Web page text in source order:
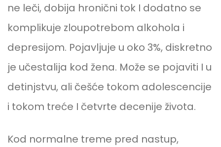
ne leči, dobija hronični tok I dodatno se
komplikuje zloupotrebom alkohola i
depresijom. Pojavljuje u oko 3%, diskretno
je učestalija kod žena. Može se pojaviti I u
detinjstvu, ali češće tokom adolescencije
i tokom treće I četvrte decenije života.
Kod normalne treme pred nastup,